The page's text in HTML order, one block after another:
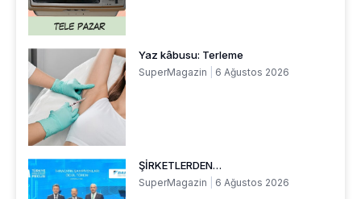
Yaz kâbusu: Terleme
SuperMagazin 6 Ağustos 2026
ŞİRKETLERDEN…
SuperMagazin 6 Ağustos 2026